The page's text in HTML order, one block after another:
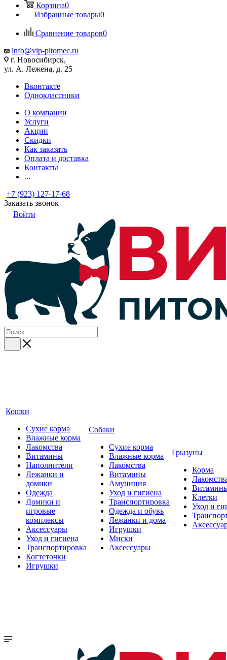
Корзина0
Избранные товары0
Сравнение товаров0
info@vip-pitomec.ru
г. Новосибирск,
ул. А. Лежена, д. 25
Вконтакте
Одноклассники
О компании
Услуги
Акции
Скидки
Как заказать
Оплата и доставка
Контакты
...
+7 (923) 127-17-68
Заказать звонок
Войти
Кошки
Сухие корма
Влажные корма
Лакомства
Витамины
Наполнители
Лежанки и
домики
Одежда
Домики и
игровые
комплексы
Аксессуары
Уход и гигиена
Транспортировка
Когтеточки
Игрушки
Собаки
Сухие корма
Влажные корма
Лакомства
Витамины
Амуниция
Уход и гигиена
Транспортировка
Одежда и обувь
Лежанки и дома
Игрушки
Миски
Аксессуары
Грызуны
Корма
Клетки
Уход и